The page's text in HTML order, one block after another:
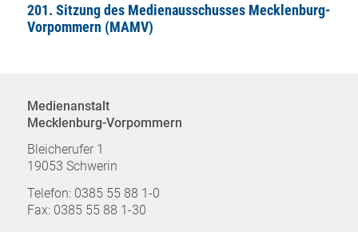
201. Sitzung des Medienausschusses Mecklenburg-
Vorpommern (MAMV)
Medienanstalt
Mecklenburg-Vorpommern
Bleicherufer 1
19053 Schwerin
Telefon: 0385 55 88 1-0
Fax: 0385 55 88 1-30